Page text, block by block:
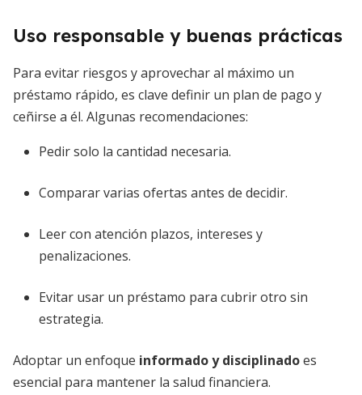
Uso responsable y buenas prácticas
Para evitar riesgos y aprovechar al máximo un
préstamo rápido, es clave definir un plan de pago y
ceñirse a él. Algunas recomendaciones:
Pedir solo la cantidad necesaria.
Comparar varias ofertas antes de decidir.
Leer con atención plazos, intereses y
penalizaciones.
Evitar usar un préstamo para cubrir otro sin
estrategia.
Adoptar un enfoque informado y disciplinadoes
esencial para mantener la salud financiera.